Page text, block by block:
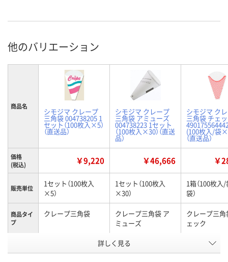
他のバリエーション
商品名
シモジマ クレープ
三角袋 004738205 1
セット（100枚入×5）
（直送品）
シモジマ クレープ
三角袋 アミューズ
004738223 1セット
（100枚入×30）（直送
品）
シモジマ ク
三角袋 チェ
(100枚入/袋
（直送品）
価格
(税込)
￥9,220 ￥46,666 ￥
販売単位
1セット（100枚入
×5）
1セット（100枚入
×30）
1箱（100枚
袋）
商品タイ
プ
クレープ三角袋
クレープ三角袋 ア
ミューズ
クレープ三角
ェック
P386736 XU14621
詳しく見る